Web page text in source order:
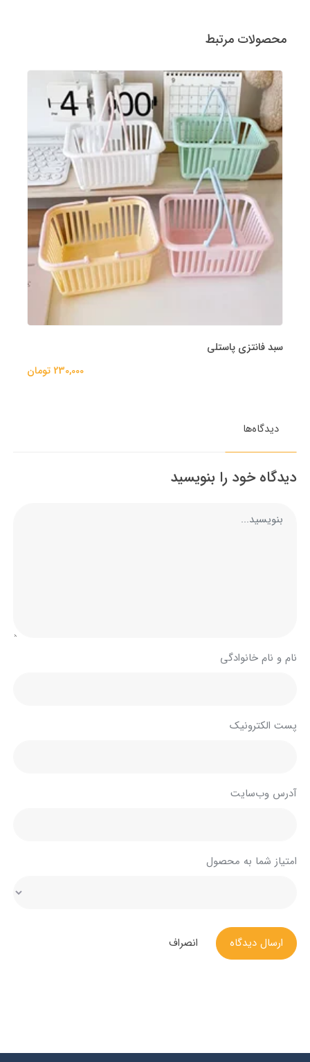
محصولات مرتبط
سبد فانتزی پاستلی
230,000 تومان
دیدگاه‌ها
دیدگاه خود را بنویسید
نام و نام خانوادگی
پست الکترونیک
آدرس وب‌سایت
امتیاز شما به محصول
ارسال دیدگاه انصراف